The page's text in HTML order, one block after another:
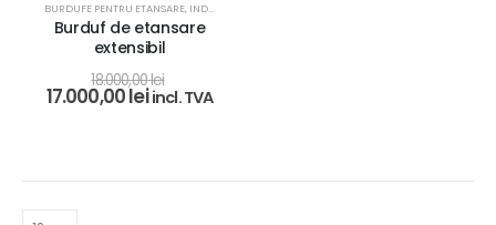
BURDUFE PENTRU ETANSARE, INDUSTRIAL
Burduf de etansare
extensibil
18.000,00lei
17.000,00lei incl. TVA